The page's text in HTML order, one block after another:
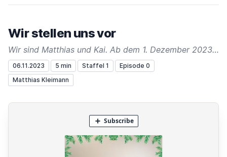
Wir stellen uns vor
Wir sind Matthias und Kai. Ab dem 1. Dezember 2023 gibt's an dieser Stelle bis Weihnachten jeden Tag ein Vogelreimdingsi.
06.11.2023 5 min Staffel 1
Episode 0
Matthias Kleimann